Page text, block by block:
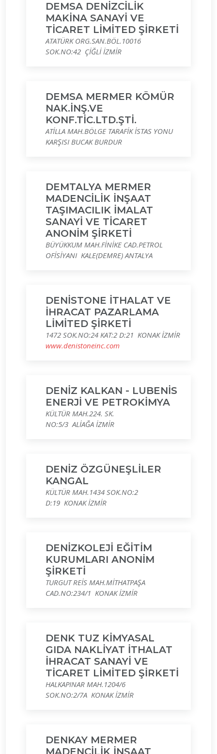
DEMSA DENİZCİLİK
MAKİNA SANAYİ VE
TİCARET LİMİTED ŞİRKETİ
ATATÜRK ORG.SAN.BÖL.10016
SOK.NO:42 ÇİĞLİ İZMİR
DEMSA MERMER KÖMÜR
NAK.İNŞ.VE
KONF.TİC.LTD.ŞTİ.
ATİLLA MAH.BÖLGE TARAFİK İSTAS YONU
KARŞISI BUCAK BURDUR
DEMTALYA MERMER
MADENCİLİK İNŞAAT
TAŞIMACILIK İMALAT
SANAYİ VE TİCARET
ANONİM ŞİRKETİ
BÜYÜKKUM MAH.FİNİKE CAD.PETROL
OFİSİYANI KALE(DEMRE) ANTALYA
DENİSTONE İTHALAT VE
İHRACAT PAZARLAMA
LİMİTED ŞİRKETİ
1472 SOK.NO:24 KAT:2 D:21 KONAK İZMİR
www.denistoneinc.com
DENİZ KALKAN - LUBENİS
ENERJİ VE PETROKİMYA
KÜLTÜR MAH.224. SK.
NO:5/3 ALİAĞA İZMİR
DENİZ ÖZGÜNEŞLİLER
KANGAL
KÜLTÜR MAH.1434 SOK.NO:2
D:19 KONAK İZMİR
DENİZKOLEJİ EĞİTİM
KURUMLARI ANONİM
ŞİRKETİ
TURGUT REİS MAH.MİTHATPAŞA
CAD.NO:234/1 KONAK İZMİR
DENK TUZ KİMYASAL
GIDA NAKLİYAT İTHALAT
İHRACAT SANAYİ VE
TİCARET LİMİTED ŞİRKETİ
HALKAPINAR MAH.1204/6
SOK.NO:2/7A KONAK İZMİR
DENKAY MERMER
MADENCİLİK İNŞAAT